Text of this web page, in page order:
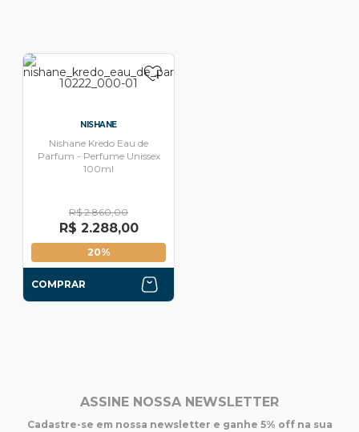
NISHANE
Nishane Kredo Eau de
Parfum - Perfume Unissex
100ml
R$ 2.860,00
R$ 2.288,00
20%
COMPRAR
ASSINE NOSSA NEWSLETTER
Cadastre-se em nossa newsletter e ganhe 5% off na sua